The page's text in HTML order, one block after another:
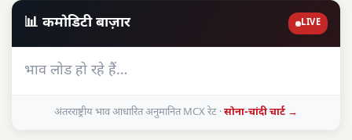
📊 कमोडिटी बाज़ार LIVE
भाव लोड हो रहे हैं…
अंतरराष्ट्रीय भाव आधारित अनुमानित MCX रेट ·सोना-चांदी चार्ट →